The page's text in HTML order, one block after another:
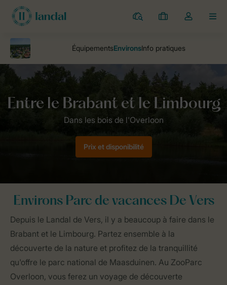
Parcs
Mes
Toggle
dropdown
Environs
Prix et disponibilité
Environs Parc de vacances De Vers
Depuis le Landal de Vers, il y a beaucoup à faire dans le
Brabant et le Limbourg. Partez ensemble à la
découverte de la nature et profitez de la tranquillité
qu'offre le parc national de Maasduinen. Au ZooParc
Overloon, vous ferez un voyage de découverte